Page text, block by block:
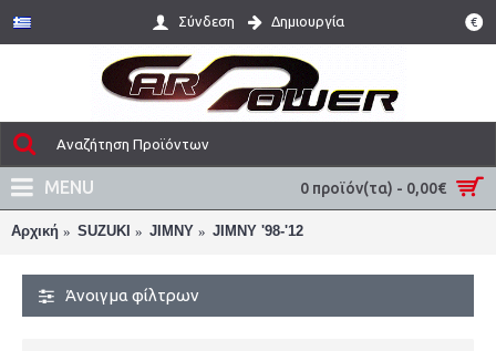
€
Σύνδεση Δημιουργία
0 προϊόν(τα) - 0,00€
MENU
Αρχική SUZUKI JIMNY JIMNY '98-'12
Άνοιγμα φίλτρων